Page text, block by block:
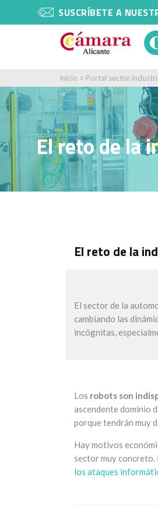
SUSCRÍBETE A
Inicio > Portal sector
El reto de la
El reto de la
El sector de la
cambiando las
incógnitas,
Los robots son
ascendente dominio
porque tendrán muy
Hay motivos
sector muy concreto.
los ataques